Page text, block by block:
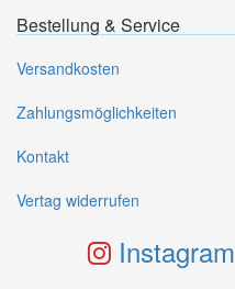
Bestellung & Service
Versandkosten
Zahlungsmöglichkeiten
Kontakt
Vertag widerrufen
Instagram